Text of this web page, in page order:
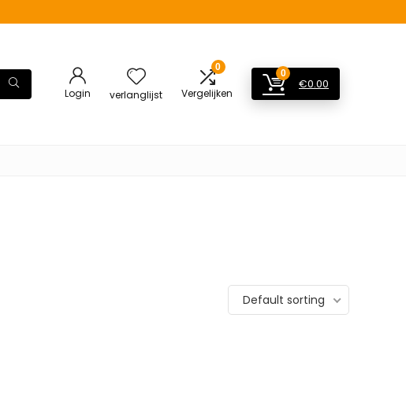
Login verlanglijst
0
Vergelijken
0
€0.00
Default sorting